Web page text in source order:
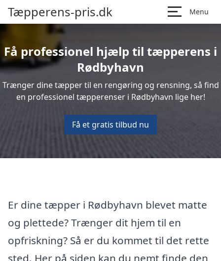
Tæpperens-pris.dk Menu
Få professionel hjælp til tæpperens i
Rødbyhavn
Trænger dine tæpper til en rengøring og rensning, så find
en professionel tæpperenser i Rødbyhavn lige her!
Få et gratis tilbud nu
Er dine tæpper i Rødbyhavn blevet matte
og plettede? Trænger dit hjem til en
opfriskning? Så er du kommet til det rette
sted. Her på siden kan du nemt finde den